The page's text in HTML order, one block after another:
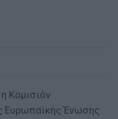
Κομισιόν
Ευρωπαϊκής Ένωσης